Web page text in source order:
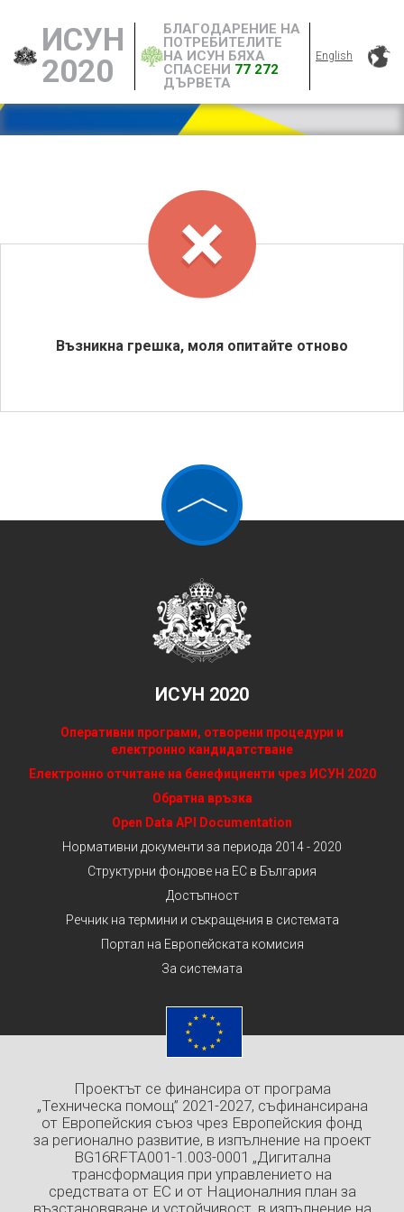
ИСУН
2020
БЛАГОДАРЕНИЕ НА
ПОТРЕБИТЕЛИТЕ
НА ИСУН БЯХА
СПАСЕНИ 77 272
ДЪРВЕТА
English
Възникна грешка, моля опитайте отново
ИСУН 2020
Оперативни програми, отворени процедури и
електронно кандидатстване
Електронно отчитане на бенефициенти чрез ИСУН 2020
Обратна връзка
Open Data API Documentation
Нормативни документи за периода 2014 - 2020
Структурни фондове на ЕС в България
Достъпност
Речник на термини и съкращения в системата
Портал на Европейската комисия
За системата
Проектът се финансира от програма
„Техническа помощ” 2021-2027, съфинансирана
от Европейския съюз чрез Европейския фонд
за регионално развитие, в изпълнение на проект
BG16RFTA001-1.003-0001 „Дигитална
трансформация при управлението на
средствата от ЕС и от Националния план за
възстановяване и устойчивост, в изпълнение на